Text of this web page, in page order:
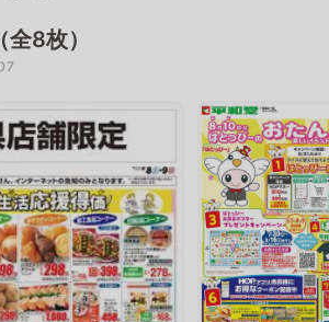
8枚）